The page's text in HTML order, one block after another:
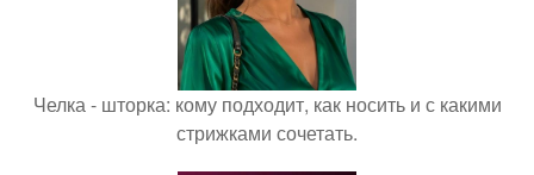
Челка - шторка: кому подходит, как носить и с какими
стрижками сочетать.